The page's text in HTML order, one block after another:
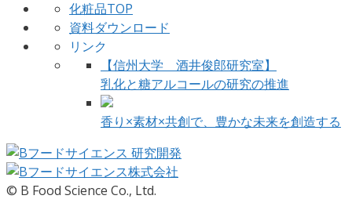
化粧品TOP
資料ダウンロード
リンク
【信州大学 酒井俊郎研究室】
乳化と糖アルコールの研究の推進
香り×素材×共創で、豊かな未来を創造する
© B Food Science Co., Ltd.